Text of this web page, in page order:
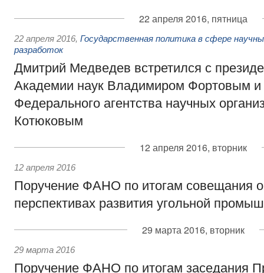
22 апреля 2016, пятница
22 апреля 2016, Государственная политика в сфере
разработок
Дмитрий Медведев встретился с
Академии наук Владимиром Фортовым и
Федерального агентства научных
Котюковым
12 апреля 2016, вторник
12 апреля 2016
Поручение ФАНО по итогам совещания о
перспективах развития угольной
29 марта 2016, вторник
29 марта 2016
Поручение ФАНО по итогам заседания